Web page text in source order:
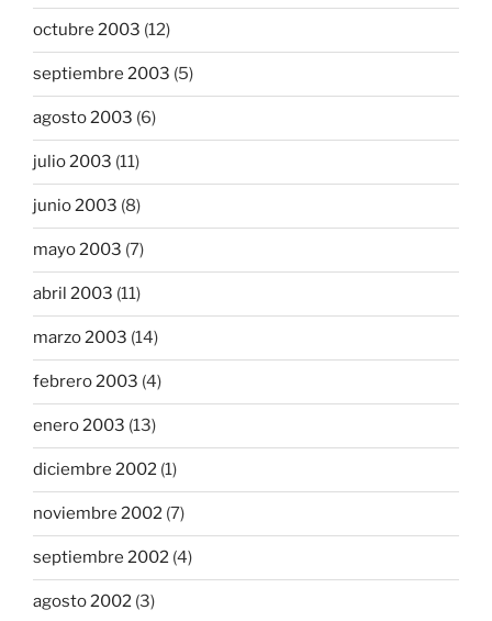
octubre 2003 (12)
septiembre 2003 (5)
agosto 2003 (6)
julio 2003 (11)
junio 2003 (8)
mayo 2003 (7)
abril 2003 (11)
marzo 2003 (14)
febrero 2003 (4)
enero 2003 (13)
diciembre 2002 (1)
noviembre 2002 (7)
septiembre 2002 (4)
agosto 2002 (3)